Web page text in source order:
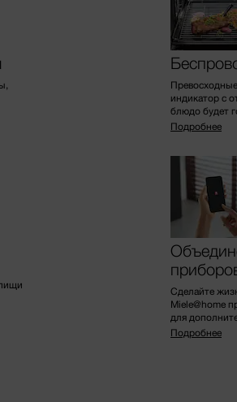
индикатор с
блюдо будет
Подробнее
Сделайте
Miele@home
для
Подробнее